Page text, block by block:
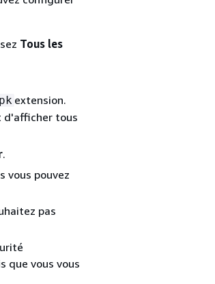
Tous les
extension.
d'afficher tous
.
vous pouvez
pas
que vous vous